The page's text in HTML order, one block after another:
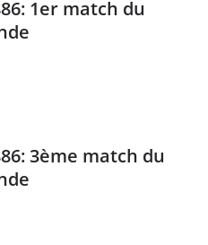
1er match du
3ème match du